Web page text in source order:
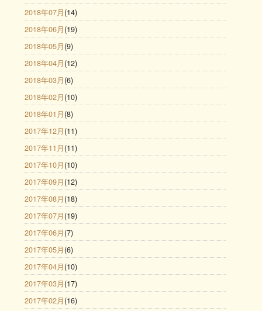
2018年07月 (14)
2018年06月 (19)
2018年05月 (9)
2018年04月 (12)
2018年03月 (6)
2018年02月 (10)
2018年01月 (8)
2017年12月 (11)
2017年11月 (11)
2017年10月 (10)
2017年09月 (12)
2017年08月 (18)
2017年07月 (19)
2017年06月 (7)
2017年05月 (6)
2017年04月 (10)
2017年03月 (17)
2017年02月 (16)